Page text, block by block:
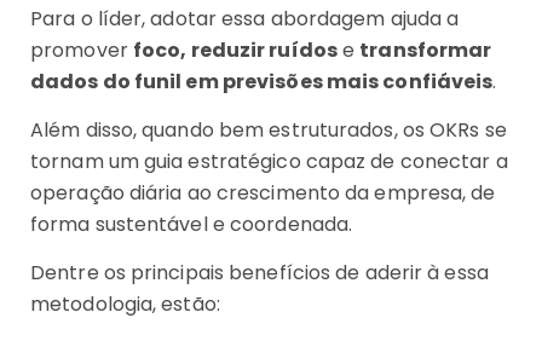
Para o líder, adotar essa abordagem ajuda a
promover foco, reduzir ruídose transformar
dados do funil em previsões mais confiáveis.
Além disso, quando bem estruturados, os OKRs se
tornam um guia estratégico capaz de conectar a
operação diária ao crescimento da empresa, de
forma sustentável e coordenada.
Dentre os principais benefícios de aderir à essa
metodologia, estão: